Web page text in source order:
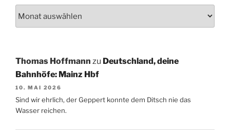
Thomas Hoffmann zu Deutschland, deine
Bahnhöfe: Mainz Hbf
10. MAI 2026
Sind wir ehrlich, der Geppert konnte dem Ditsch nie das
Wasser reichen.